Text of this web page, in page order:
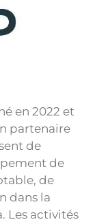
en 2022 et
partenaire
de
de
de
dans la
Les activités